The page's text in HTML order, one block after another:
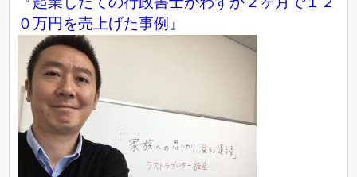
０万円を売上げた事例』